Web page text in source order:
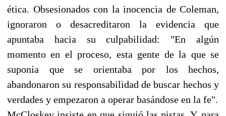
ética. Obsesionados con la inocencia de Coleman,
ignoraron o desacreditaron la evidencia que
apuntaba hacia su culpabilidad: "En algún
momento en el proceso, esta gente de la que se
suponía que se orientaba por los hechos,
abandonaron su responsabilidad de buscar hechos y
verdades y empezaron a operar basándose en la fe".